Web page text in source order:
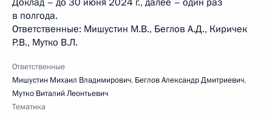
в полгода.
Ответственные: Мишустин М.В., Беглов А.Д., Киричек
Р.В., Мутко В.Л.
Ответственные
Мишустин Михаил Владимирович, Беглов Александр Дмитриевич,
Мутко Виталий Леонтьевич
Тематика